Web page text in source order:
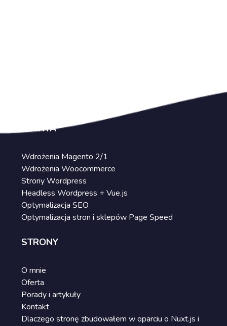
OFERTA
Wdrożenia Magento 2/1
Wdrożenia Woocommerce
Strony Wordpress
Headless Wordpress + Vue.js
Optymalizacja SEO
Optymalizacja stron i sklepów Page Speed
STRONY
O mnie
Oferta
Porady i artykuły
Kontakt
Dlaczego stronę zbudowałem w oparciu o Nuxt.js i